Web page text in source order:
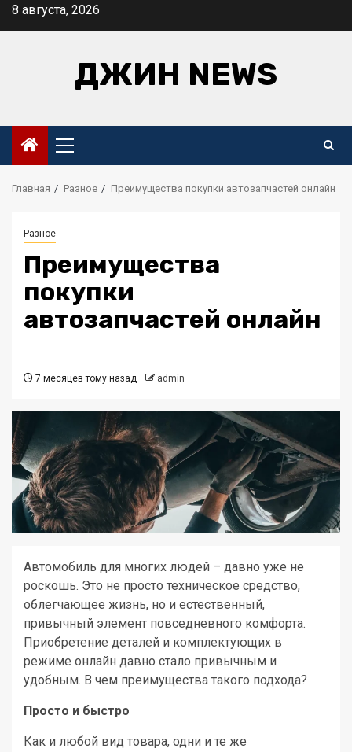
Перейти
8 августа, 2026
ДЖИН NEWS
Основное
меню
Главная Разное Преимущества покупки автозапчастей онлайн
Разное
Преимущества
покупки
автозапчастей онлайн
7 месяцев тому назад admin
Автомобиль для многих людей – давно уже не
роскошь. Это не просто техническое средство,
облегчающее жизнь, но и естественный,
привычный элемент повседневного комфорта.
Приобретение деталей и комплектующих в
режиме онлайн давно стало привычным и
удобным. В чем преимущества такого подхода?
Просто и быстро
Как и любой вид товара, одни и те же